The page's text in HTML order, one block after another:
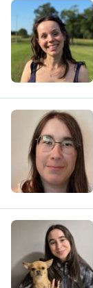
M
G
C